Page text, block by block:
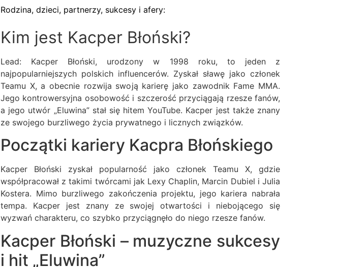
Rodzina, dzieci, partnerzy, sukcesy i afery:
Kim jest Kacper Błoński?
Lead: Kacper Błoński, urodzony w 1998 roku, to jeden z
najpopularniejszych polskich influencerów. Zyskał sławę jako członek
Teamu X, a obecnie rozwija swoją karierę jako zawodnik Fame MMA.
Jego kontrowersyjna osobowość i szczerość przyciągają rzesze fanów,
a jego utwór „Eluwina” stał się hitem YouTube. Kacper jest także znany
ze swojego burzliwego życia prywatnego i licznych związków.
Początki kariery Kacpra Błońskiego
Kacper Błoński zyskał popularność jako członek Teamu X, gdzie
współpracował z takimi twórcami jak Lexy Chaplin, Marcin Dubiel i Julia
Kostera. Mimo burzliwego zakończenia projektu, jego kariera nabrała
tempa. Kacper jest znany ze swojej otwartości i niebojącego się
wyzwań charakteru, co szybko przyciągnęło do niego rzesze fanów.
Kacper Błoński – muzyczne sukcesy
i hit „Eluwina”